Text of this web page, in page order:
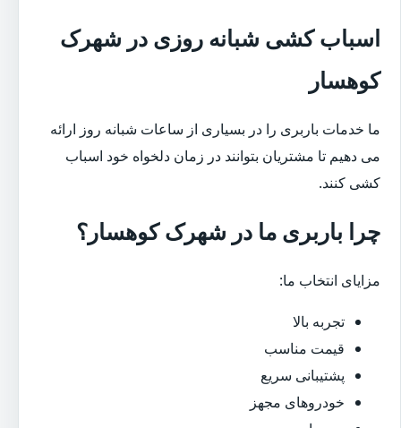
اسباب کشی شبانه روزی در شهرک
کوهسار
ما خدمات باربری را در بسیاری از ساعات شبانه روز ارائه
می دهیم تا مشتریان بتوانند در زمان دلخواه خود اسباب
کشی کنند.
چرا باربری ما در شهرک کوهسار؟
مزایای انتخاب ما:
تجربه بالا
قیمت مناسب
پشتیبانی سریع
خودروهای مجهز